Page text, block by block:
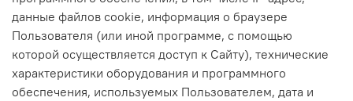
данные файлов cookie, информация о браузере
Пользователя (или иной программе, с помощью
которой осуществляется доступ к Сайту), технические
характеристики оборудования и программного
обеспечения, используемых Пользователем, дата и